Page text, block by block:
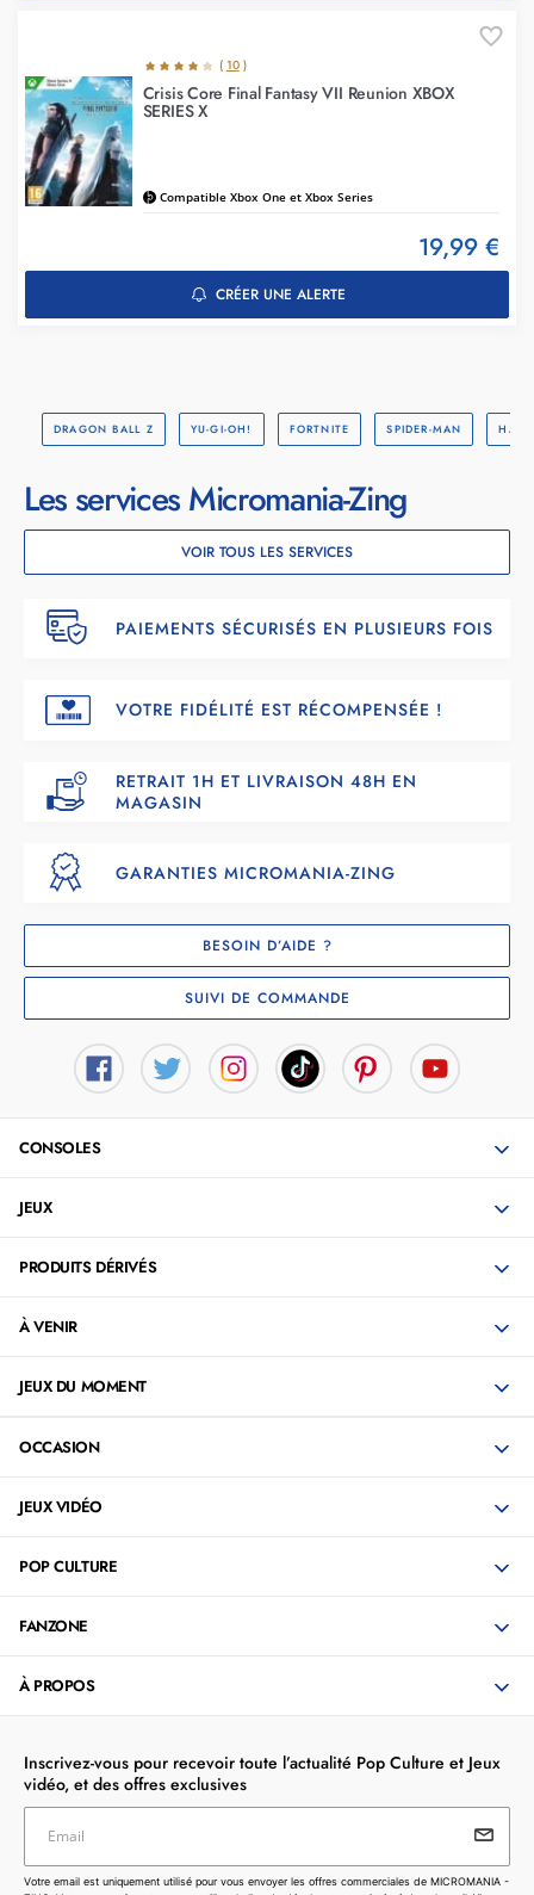
( 10 )
Crisis Core Final Fantasy VII Reunion XBOX
SERIES X
Compatible Xbox One et Xbox Series
19,99 €
CRÉER UNE ALERTE
DRAGON BALL Z YU-GI-OH! FORTNITE SPIDER-MAN
Les services Micromania-Zing
VOIR TOUS LES SERVICES
PAIEMENTS SÉCURISÉS EN PLUSIEURS FOIS
VOTRE FIDÉLITÉ EST RÉCOMPENSÉE !
RETRAIT 1H ET LIVRAISON 48H EN
MAGASIN
GARANTIES MICROMANIA-ZING
BESOIN D’AIDE ?
SUIVI DE COMMANDE
CONSOLES
JEUX
PRODUITS DÉRIVÉS
À VENIR
JEUX DU MOMENT
OCCASION
JEUX VIDÉO
POP CULTURE
FANZONE
À PROPOS
Inscrivez-vous pour recevoir toute l’actualité Pop Culture et Jeux
vidéo, et des offres exclusives
Votre email est uniquement utilisé pour vous envoyer les
offres commerciales de MICROMANIA - ZING. Vous pouvez
Email
Votre email est uniquement utilisé pour vous envoyer les offres commerciales de MICROMANIA -